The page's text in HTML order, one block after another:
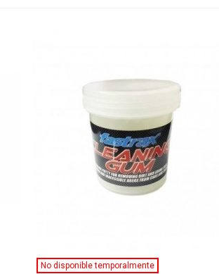
Ver Más
No disponible temporalmente